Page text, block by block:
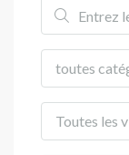
toutes
Toutes les